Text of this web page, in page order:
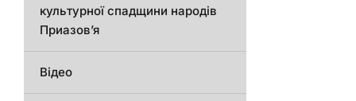
культурної спадщини народів
Приазов’я
Відео